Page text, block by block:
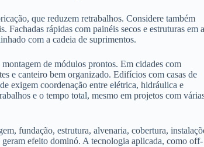
que reduzem retrabalhos. Considere também
rápidas com painéis secos e estruturas em
com a cadeia de suprimentos.
de módulos prontos. Em cidades com
e canteiro bem organizado. Edifícios com casas de
exigem coordenação entre elétrica, hidráulica e
e o tempo total, mesmo em projetos com
fundação, estrutura, alvenaria, cobertura,
geram efeito dominó. A tecnologia aplicada, como off-